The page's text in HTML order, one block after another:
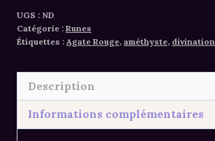
en
pierres
UGS : ND
Catégorie : Runes
Étiquettes : Agate Rouge, améthyste, divination
Description
Informations complémentaires